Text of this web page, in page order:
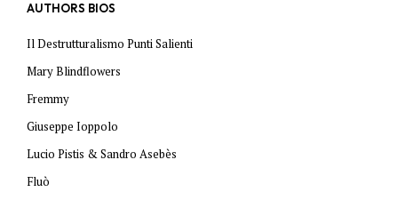
AUTHORS BIOS
Il Destrutturalismo Punti Salienti
Mary Blindflowers
Fremmy
Giuseppe Ioppolo
Lucio Pistis & Sandro Asebès
Fluò